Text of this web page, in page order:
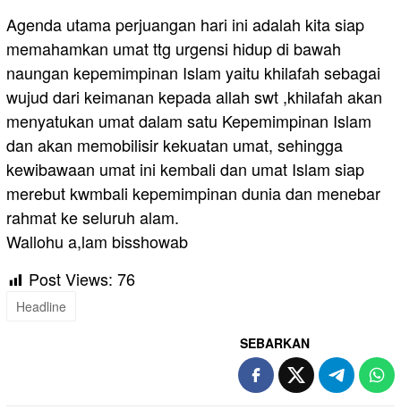
Agenda utama perjuangan hari ini adalah kita siap
memahamkan umat ttg urgensi hidup di bawah
naungan kepemimpinan Islam yaitu khilafah sebagai
wujud dari keimanan kepada allah swt ,khilafah akan
menyatukan umat dalam satu Kepemimpinan Islam
dan akan memobilisir kekuatan umat, sehingga
kewibawaan umat ini kembali dan umat Islam siap
merebut kwmbali kepemimpinan dunia dan menebar
rahmat ke seluruh alam.
Wallohu a,lam bisshowab
Post Views: 76
Headline
SEBARKAN